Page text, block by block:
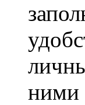
ними